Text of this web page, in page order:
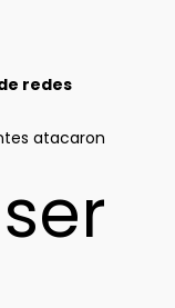
redes
atacaron